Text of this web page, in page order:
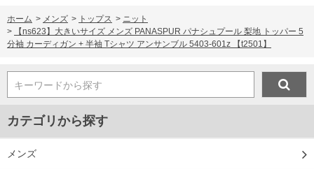
ホーム > メンズ > トップス > ニット
>
【ns623】大きいサイズ メンズ PANASPUR パナシュプール 梨地 トッパー 5
分袖 カーディガン + 半袖 Tシャツ アンサンブル 5403-601z 【t2501】
キーワードから探す
カテゴリから探す
メンズ